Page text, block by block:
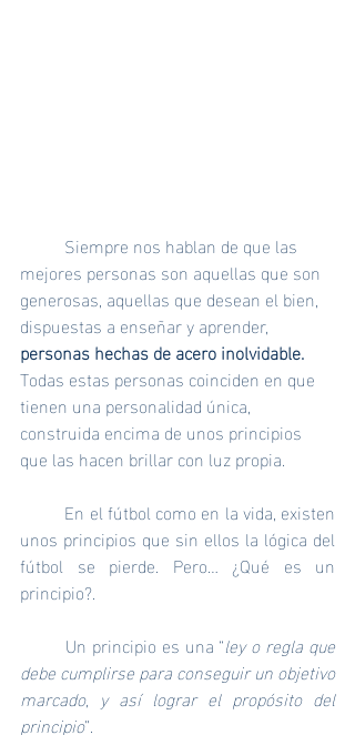
mejores personas son aquellas que son
generosas, aquellas que desean el bien,
dispuestas a enseñar y aprender,
personas hechas de acero inolvidable.
Todas estas personas coinciden en que
tienen una personalidad única,
construida encima de unos principios
que las hacen brillar con luz propia.
unos principios que sin ellos la lógica del
fútbol se pierde. Pero… ¿Qué es un
principio?.
	Un principio es una “
ley o regla que
debe cumplirse para conseguir un objetivo
marcado, y así lograr el propósito del
principio”.